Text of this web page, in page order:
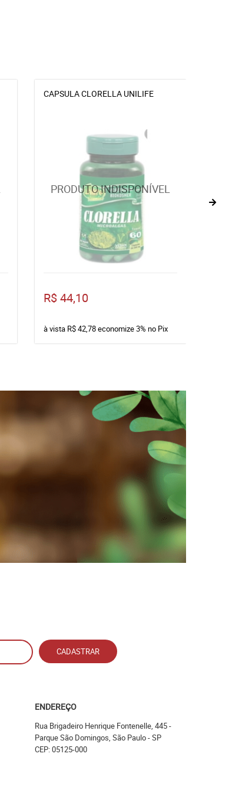
CAPSULA CLORELLA UNILIFE
R$ 44,10
à vista R$ 42,78economize3% no Pix
CADASTRAR
ENDEREÇO
Rua Brigadeiro Henrique Fontenelle, 445-
Parque São Domingos, São Paulo-SP
CEP: 05125-000